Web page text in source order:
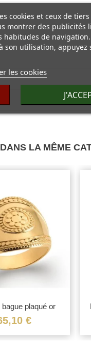
LA MÊME
plaqué or
large...€
cookies et ceux de
montrer des publicités
habitudes de
son utilisation, appuyez
les cookies